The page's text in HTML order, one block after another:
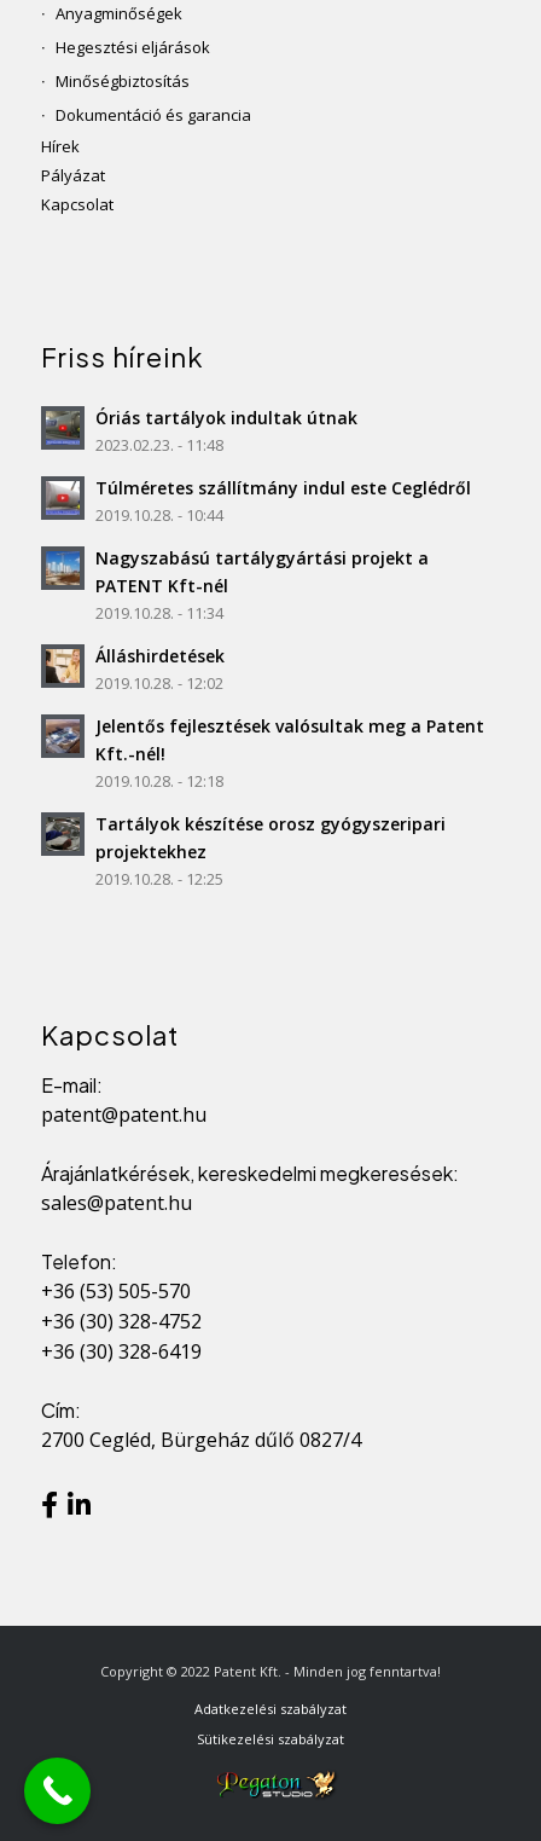
Anyagminőségek
Hegesztési eljárások
Minőségbiztosítás
Dokumentáció és garancia
Hírek
Pályázat
Kapcsolat
Friss híreink
Óriás tartályok indultak útnak
2023.02.23. - 11:48
Túlméretes szállítmány indul este Ceglédről
2019.10.28. - 10:44
Nagyszabású tartálygyártási projekt a
PATENT Kft-nél
2019.10.28. - 11:34
Álláshirdetések
2019.10.28. - 12:02
Jelentős fejlesztések valósultak meg a Patent
Kft.-nél!
2019.10.28. - 12:18
Tartályok készítése orosz gyógyszeripari
projektekhez
2019.10.28. - 12:25
Kapcsolat
E-mail:
patent@patent.hu
Árajánlatkérések, kereskedelmi megkeresések:
sales@patent.hu
Telefon:
+36 (53) 505-570
+36 (30) 328-4752
+36 (30) 328-6419
Cím:
2700 Cegléd, Bürgeház dűlő 0827/4
Copyright © 2022 Patent Kft. - Minden jog fenntartva!
Adatkezelési szabályzat
Sütikezelési szabályzat